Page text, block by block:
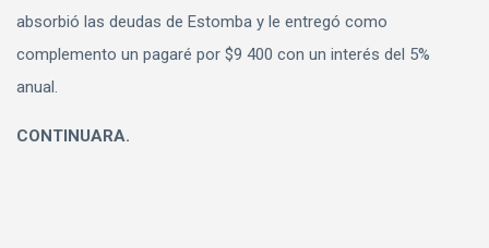
absorbió las deudas de Estomba y le entregó como
complemento un pagaré por $9 400 con un interés del 5%
anual.
CONTINUARA.